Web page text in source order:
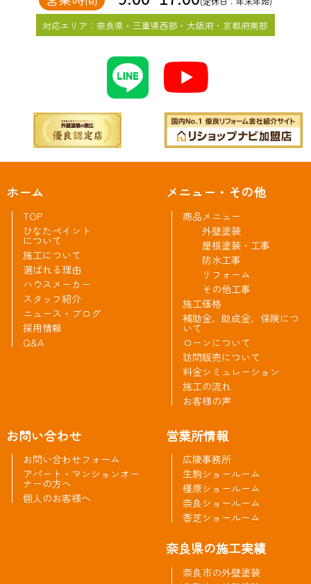
対応エリア：奈良県・三重県西部・大阪府・京都府南部
ホーム
TOP
ひなたペイント
について
施工について
選ばれる理由
ハウスメーカー
スタッフ紹介
ニュース・ブログ
採用情報
Q&A
メニュー・その他
商品メニュー
外壁塗装
屋根塗装・工事
防水工事
リフォーム
その他工事
施工価格
補助金、助成金、保険につ
いて
ローンについて
訪問販売について
料金シミュレーション
施工の流れ
お客様の声
お問い合わせ
お問い合わせフォーム
アパート・マンションオー
ナーの方へ
個人のお客様へ
営業所情報
広陵事務所
生駒ショールーム
橿原ショールーム
奈良ショールーム
香芝ショールーム
奈良県の施工実績
奈良市の外壁塗装